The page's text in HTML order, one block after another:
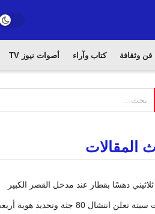
فن وثقافة كتاب وآراء أصوات نيوز TV
المقالات
دهسًا بقطار عند مدخل القصر الكبير
انتشال 80 جثة وتحديد هوية أربعة ضحايا